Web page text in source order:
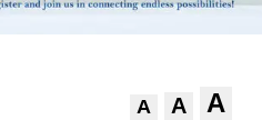
A A A